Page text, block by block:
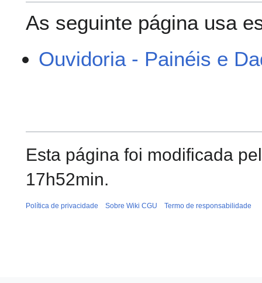
As seguinte página usa
Ouvidoria - Painéis e
Esta página foi modificada
17h52min.
Política de privacidade Sobre Wiki CGU Termo de responsabilidade